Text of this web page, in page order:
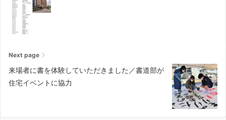
Next page
来場者に書を体験していただきました／書道部が
住宅イベントに協力